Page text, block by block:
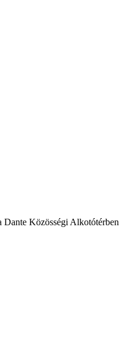
Dante Közösségi Alkotótérben